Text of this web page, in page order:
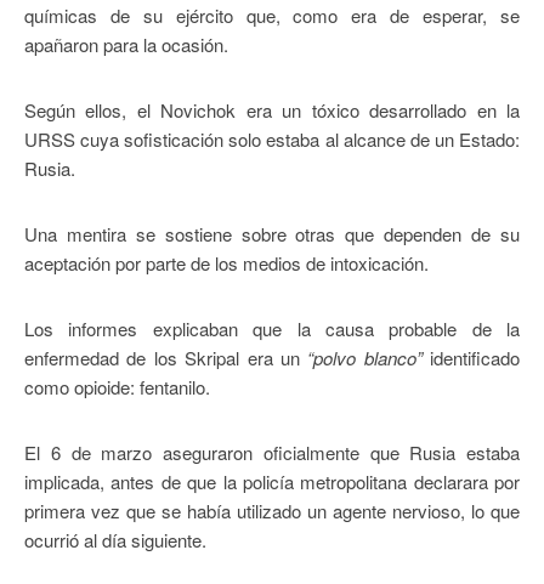
químicas de su ejército que, como era de esperar, se
apañaron para la ocasión.
Según ellos, el Novichok era un tóxico desarrollado en la
URSS cuya sofisticación solo estaba al alcance de un Estado:
Rusia.
Una mentira se sostiene sobre otras que dependen de su
aceptación por parte de los medios de intoxicación.
Los informes explicaban que la causa probable de la
enfermedad de los Skripal era un “polvo blanco”identificado
como opioide: fentanilo.
El 6 de marzo aseguraron oficialmente que Rusia estaba
implicada, antes de que la policía metropolitana declarara por
primera vez que se había utilizado un agente nervioso, lo que
ocurrió al día siguiente.